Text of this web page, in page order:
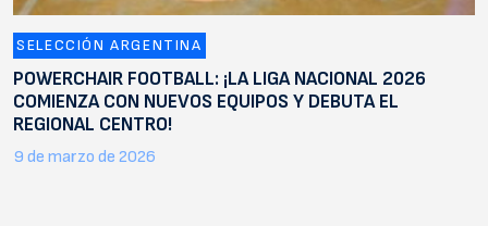
SELECCIÓN ARGENTINA
POWERCHAIR FOOTBALL: ¡LA LIGA NACIONAL 2026
COMIENZA CON NUEVOS EQUIPOS Y DEBUTA EL
REGIONAL CENTRO!
9 de marzo de 2026